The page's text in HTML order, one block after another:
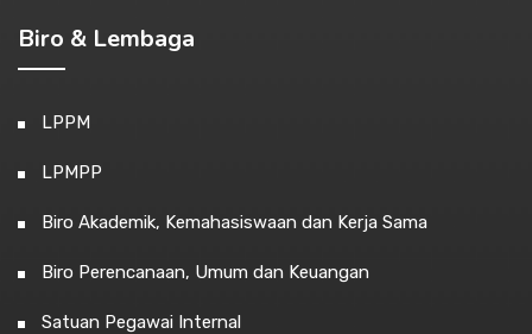
Biro & Lembaga
LPPM
LPMPP
Biro Akademik, Kemahasiswaan dan Kerja Sama
Biro Perencanaan, Umum dan Keuangan
Satuan Pegawai Internal